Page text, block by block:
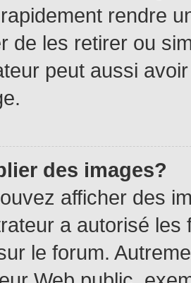
rendre
de les retirer ou
peut aussi
des images?
afficher des
a autorisé
le forum.